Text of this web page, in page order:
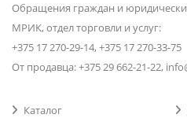
Обращения граждан и
МРИК, отдел торговли и услуг:
+375 17 270-29-14, +375 17 270-33-75
От продавца: +375 29 662-21-22,
Каталог